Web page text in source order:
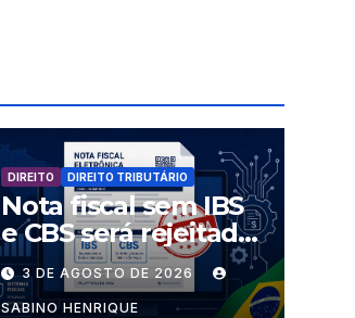
DIREITO DIREITO TRIBUTÁRIO
Nota fiscal sem IBS
e CBS será rejeitada
a partir desta
segunda-feira
3 DE AGOSTO DE 2026
SABINO HENRIQUE